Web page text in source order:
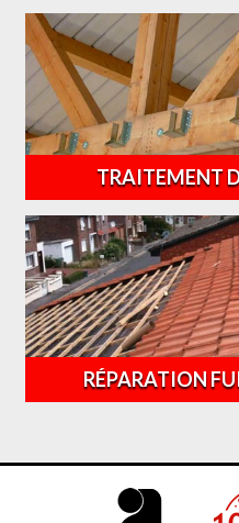
TRAITEMENT
RÉPARATION